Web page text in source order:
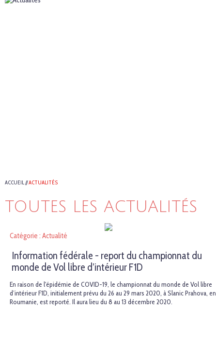
ACCUEIL//ACTUALITÉS
TOUTES LES ACTUALITÉS
Catégorie : Actualité
Information fédérale - report du championnat du
monde de Vol libre d’intérieur F1D
En raison de l'épidémie de COVID-19, le championnat du monde de Vol libre
d’intérieur F1D, initialement prévu du 26 au 29 mars 2020, à Slanic Prahova, en
Roumanie, est reporté. Il aura lieu du 8 au 13 décembre 2020.